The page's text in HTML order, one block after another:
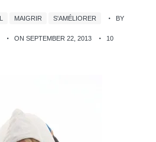
MAIGRIR S'AMÉLIORER BY
ON SEPTEMBER 22, 2013 10